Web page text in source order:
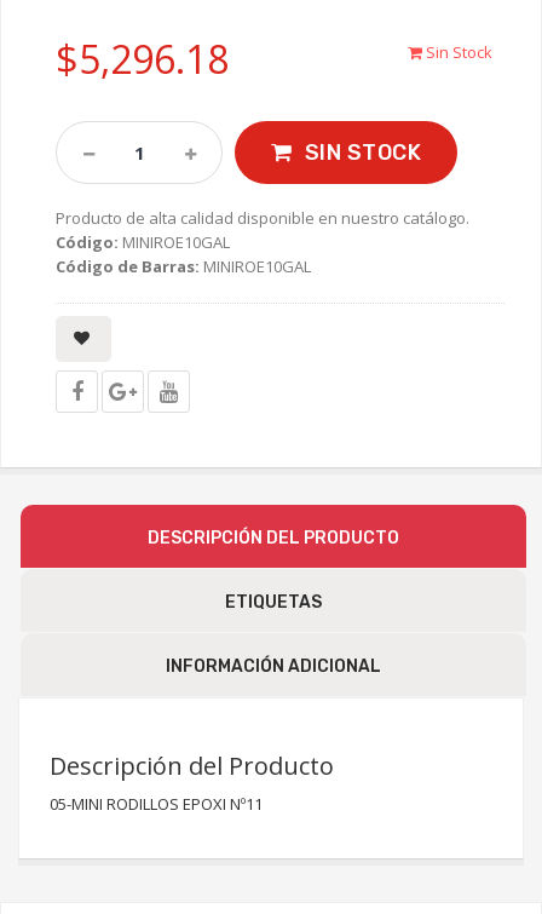
Sin Stock
$5,296.18
SIN STOCK
Producto de alta calidad disponible en nuestro catálogo.
Código: MINIROE10GAL
Código de Barras: MINIROE10GAL
DESCRIPCIÓN DEL PRODUCTO
ETIQUETAS
INFORMACIÓN ADICIONAL
Descripción del Producto
05-MINI RODILLOS EPOXI Nº11